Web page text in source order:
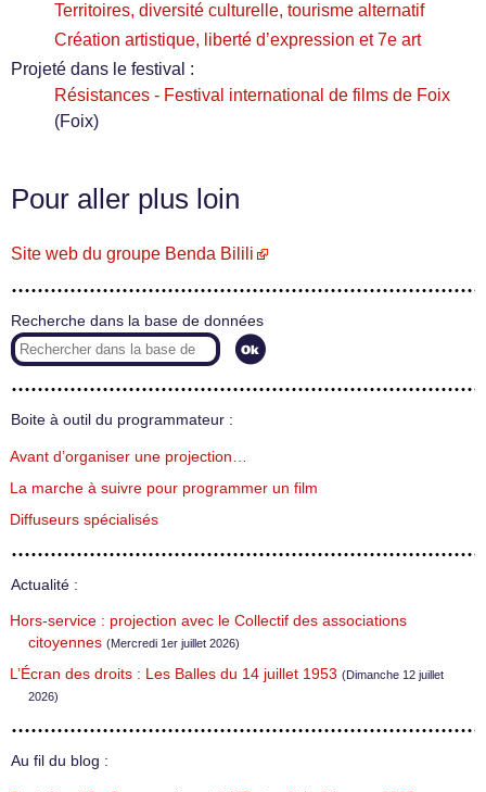
Territoires, diversité culturelle, tourisme alternatif
Création artistique, liberté d’expression et 7e art
Projeté dans le festival :
Résistances - Festival international de films de Foix
(Foix)
Pour aller plus loin
Site web du groupe Benda Bilili
Recherche dans la base de données
Boite à outil du programmateur :
Avant d’organiser une projection…
La marche à suivre pour programmer un film
Diffuseurs spécialisés
Actualité :
Hors-service : projection avec le Collectif des associations
citoyennes (Mercredi 1er juillet 2026)
L’Écran des droits : Les Balles du 14 juillet 1953 (Dimanche 12 juillet
2026)
Au fil du blog :